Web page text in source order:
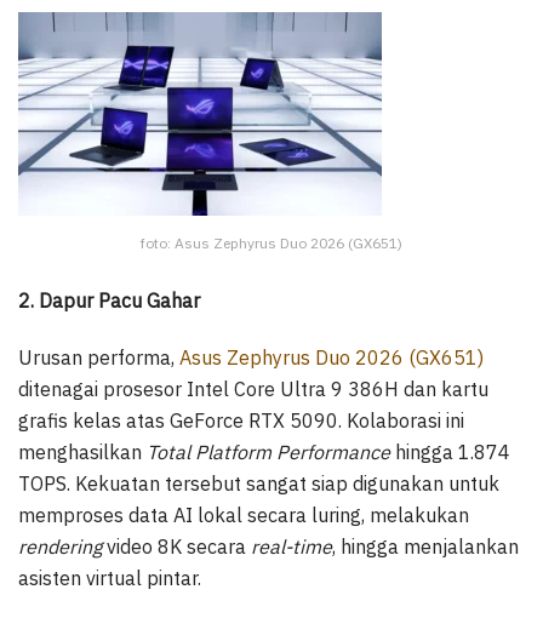
foto: Asus Zephyrus Duo 2026 (GX651)
2. Dapur Pacu Gahar
Urusan performa, Asus Zephyrus Duo 2026 (GX651)
ditenagai prosesor Intel Core Ultra 9 386H dan kartu
grafis kelas atas GeForce RTX 5090. Kolaborasi ini
menghasilkan Total Platform Performancehingga 1.874
TOPS. Kekuatan tersebut sangat siap digunakan untuk
memproses data AI lokal secara luring, melakukan
renderingvideo 8K secara real-time, hingga menjalankan
asisten virtual pintar.